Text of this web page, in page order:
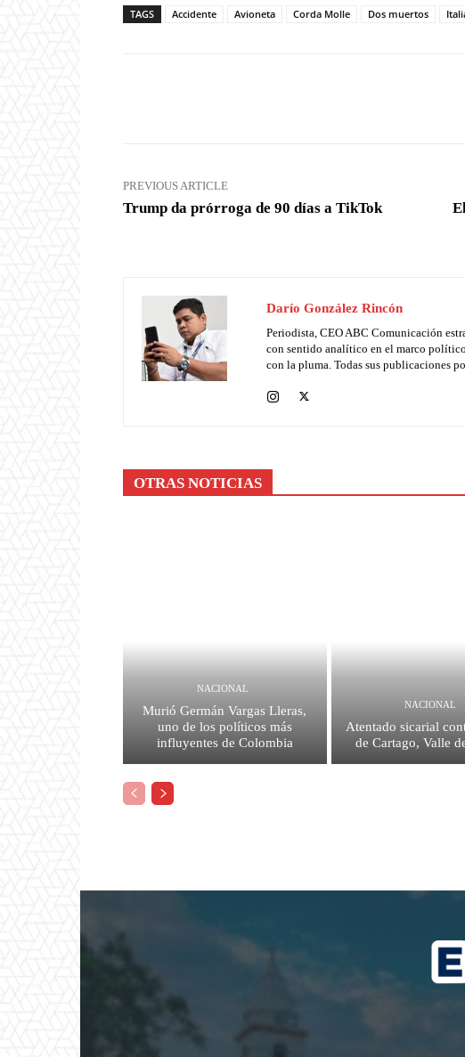
TAGS Accidente Avioneta Corda Molle Dos muertos
PREVIOUS ARTICLE
Trump da prórroga de 90 días a TikTok
Darío González Rincón
Periodista, CEO ABC Comunicación
con sentido analítico en el marco
con la pluma. Todas sus publicaciones
OTRAS NOTICIAS
NACIONAL
Murió Germán Vargas Lleras,
uno de los políticos más
influyentes de Colombia
NACIONAL
Atentado sicarial
de Cartago, Valle